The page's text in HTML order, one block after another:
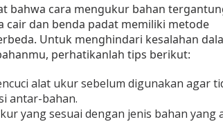
bahwa cara mengukur bahan
cair dan benda padat memiliki metode
Untuk menghindari kesalahan
perhatikanlah tips berikut:
alat ukur sebelum digunakan agar
antar-bahan.
yang sesuai dengan jenis bahan yang